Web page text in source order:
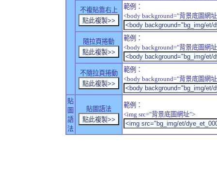
不複貼靠右上
範例：
<body background="背景底圖網
隨拉頁捲動
範例：
<body background="背景底圖網
不隨拉頁捲動
範例：
<body background="背景底圖網
貼
圖
語
法
貼圖語法
範例：
<img src="背景底圖網址">